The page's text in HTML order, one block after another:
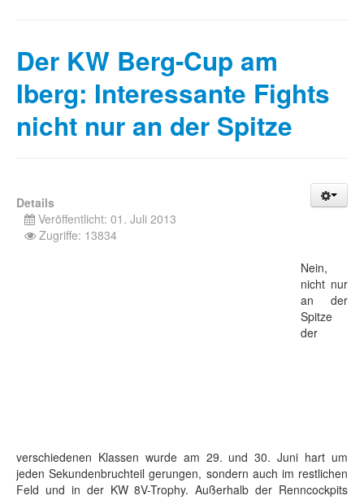
Der KW Berg-Cup am
Iberg: Interessante Fights
nicht nur an der Spitze
Details
Veröffentlicht: 01. Juli 2013
Zugriffe: 13834
Nein,
nicht nur
an der
Spitze
der
verschiedenen Klassen wurde am 29. und 30. Juni hart um
jeden Sekundenbruchteil gerungen, sondern auch im restlichen
Feld und in der KW 8V-Trophy. Außerhalb der Renncockpits